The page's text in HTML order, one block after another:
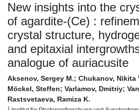
New insights into the
of agardite-(Ce) :
crystal structure,
and epitaxial
analogue of auriacusite
Aksenov, Sergey M.; Chukanov, Nikita
Möckel, Steffen; Varlamov, Dmitriy;
Rastsvetaeva, Ramiza K.
1